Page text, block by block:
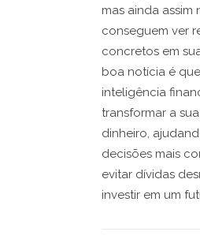
mas ainda assim
conseguem ver
concretos em
boa notícia é
inteligência
transformar a
dinheiro,
decisões mais
evitar dívidas
investir em um